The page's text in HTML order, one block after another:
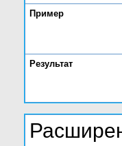
Пример
Результат